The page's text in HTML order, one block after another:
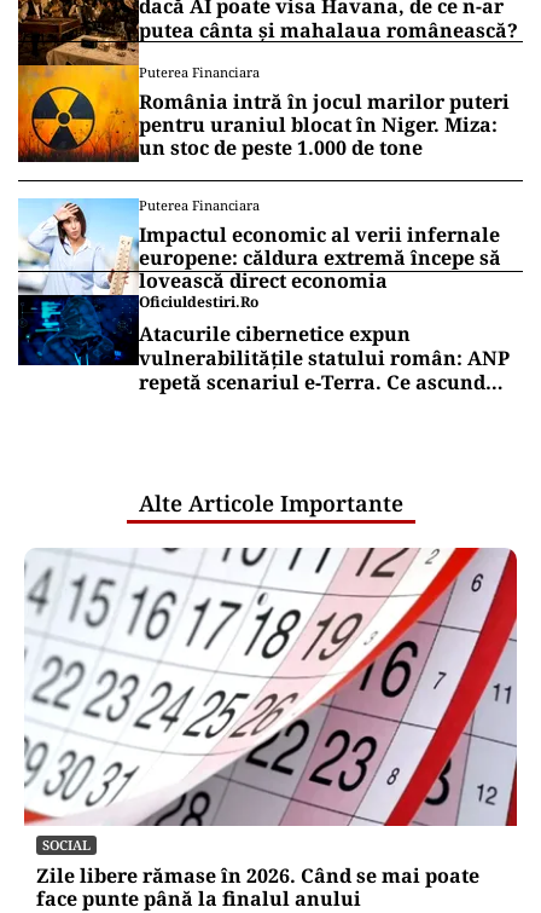
dacă AI poate visa Havana, de ce n-ar
putea cânta și mahalaua românească?
Puterea Financiara
România intră în jocul marilor puteri
pentru uraniul blocat în Niger. Miza:
un stoc de peste 1.000 de tone
Puterea Financiara
Impactul economic al verii infernale
europene: căldura extremă începe să
lovească direct economia
Oficiuldestiri.ro
Atacurile cibernetice expun
vulnerabilitățile statului român: ANP
repetă scenariul e‑Terra. Ce ascund
Alte Articole Importante
SOCIAL
Zile libere rămase în 2026. Când se mai poate
face punte până la finalul anului